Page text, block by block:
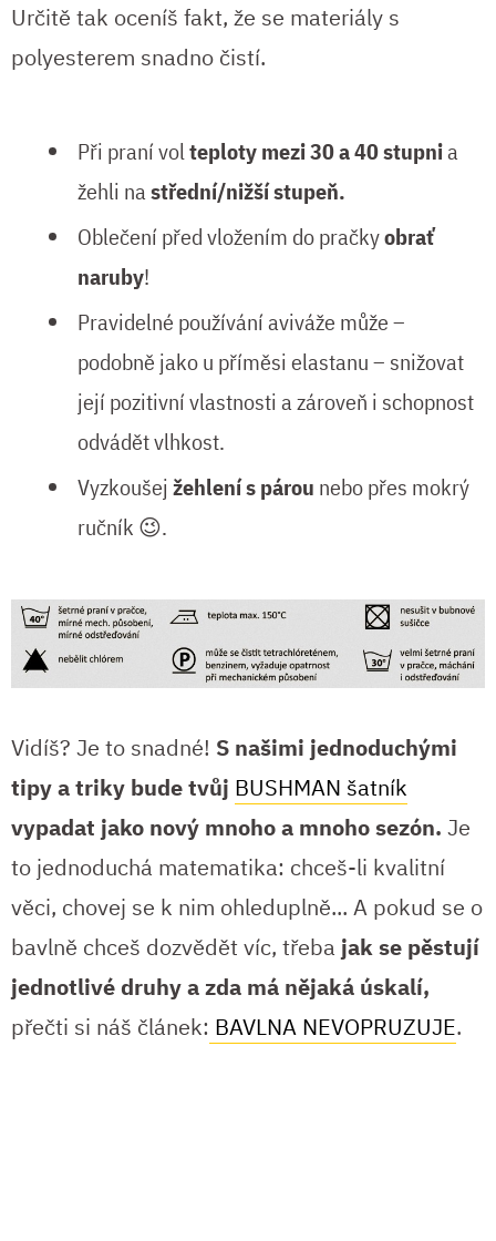
Určitě tak oceníš fakt, že se materiály s
polyesterem snadno čistí.
Při praní volteploty mezi 30 a 40 stupnia
žehli nastřední/nižší stupeň.
Oblečení před vložením do pračkyobrať
naruby!
Pravidelné používání aviváže může –
podobně jako u příměsi elastanu – snižovat
její pozitivní vlastnosti a zároveň i schopnost
odvádět vlhkost.
Vyzkoušej žehlení s párou nebo přes mokrý
ručník 😉.
Vidíš? Je to snadné! S našimi jednoduchými
tipy a triky bude tvůj BUSHMAN šatník
vypadat jako nový mnoho a mnoho sezón. Je
to jednoduchá matematika: chceš-li kvalitní
věci, chovej se k nim ohleduplně... A pokud se o
bavlně chceš dozvědět víc, třeba jak se pěstují
jednotlivé druhy a zda má nějaká úskalí,
přečti si náš článek: BAVLNA NEVOPRUZUJE.